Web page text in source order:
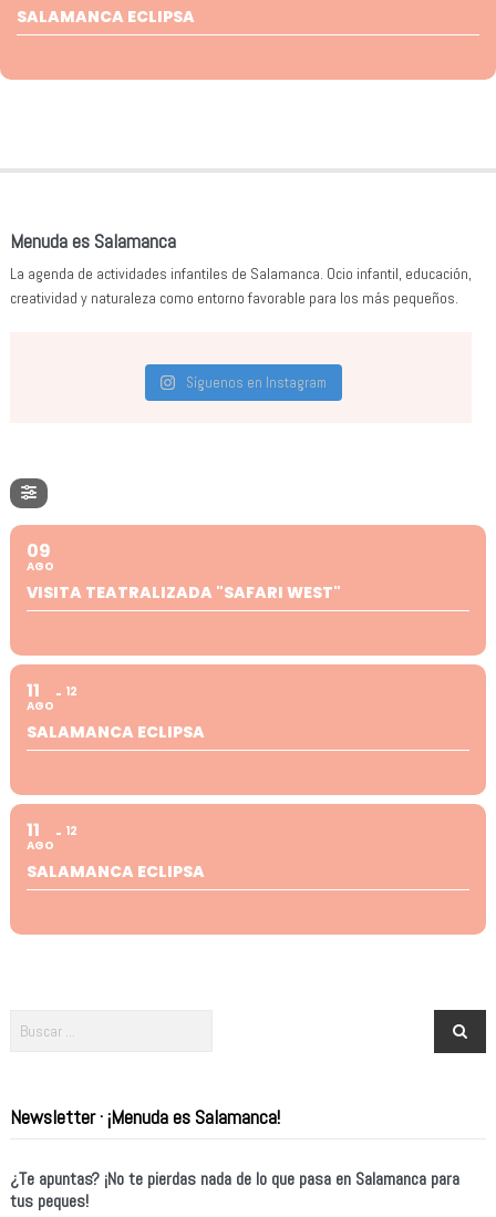
SALAMANCA ECLIPSA
Menuda es Salamanca
La agenda de actividades infantiles de Salamanca. Ocio infantil, educación,
creatividad y naturaleza como entorno favorable para los más pequeños.
Síguenos en Instagram
09
AGO
VISITA TEATRALIZADA "SAFARI WEST"
11
AGO
12
SALAMANCA ECLIPSA
11
AGO
12
SALAMANCA ECLIPSA
Newsletter · ¡Menuda es Salamanca!
¿Te apuntas? ¡No te pierdas nada de lo que pasa en Salamanca para
tus peques!